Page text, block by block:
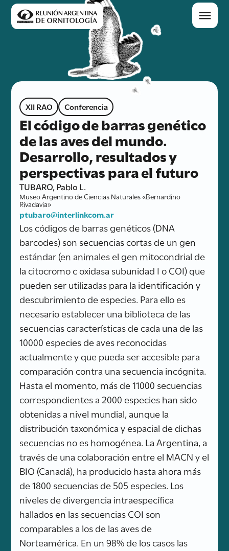
XII RAO Conferencia
El código de barras genético
de las aves del mundo.
Desarrollo, resultados y
perspectivas para el futuro
TUBARO, Pablo L.
Museo Argentino de Ciencias Naturales «Bernardino
Rivadavia»
ptubaro@interlinkcom.ar
Los códigos de barras genéticos (DNA
barcodes) son secuencias cortas de un gen
estándar (en animales el gen mitocondrial de
la citocromo c oxidasa subunidad I o COI) que
pueden ser utilizadas para la identificación y
descubrimiento de especies. Para ello es
necesario establecer una biblioteca de las
secuencias características de cada una de las
10000 especies de aves reconocidas
actualmente y que pueda ser accesible para
comparación contra una secuencia incógnita.
Hasta el momento, más de 11000 secuencias
correspondientes a 2000 especies han sido
obtenidas a nivel mundial, aunque la
distribución taxonómica y espacial de dichas
secuencias no es homogénea. La Argentina, a
través de una colaboración entre el MACN y el
BIO (Canadá), ha producido hasta ahora más
de 1800 secuencias de 505 especies. Los
niveles de divergencia intraespecífica
hallados en las secuencias COI son
comparables a los de las aves de
Norteamérica. En un 98% de los casos las